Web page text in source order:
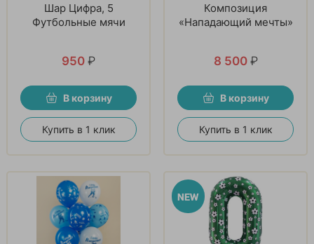
Шар Цифра, 5
Футбольные мячи
950 ₽
В корзину
Купить в 1 клик
Композиция
«Нападающий мечты»
8 500 ₽
В корзину
Купить в 1 клик